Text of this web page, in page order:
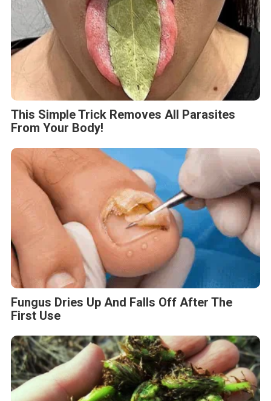
This Simple Trick Removes All Parasites
From Your Body!
Fungus Dries Up And Falls Off After The
First Use